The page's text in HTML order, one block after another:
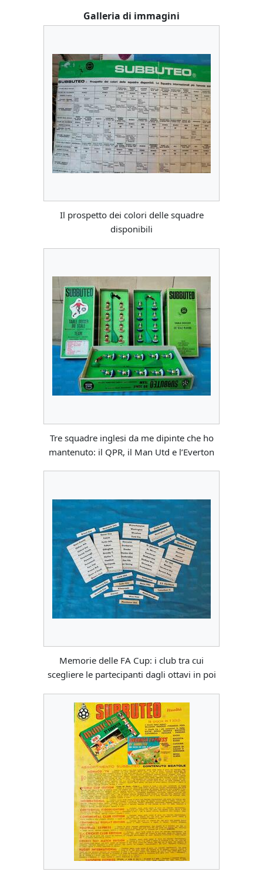
Galleria di immagini
Il prospetto dei colori delle squadre
disponibili
Tre squadre inglesi da me dipinte che ho
mantenuto: il QPR, il Man Utd e l’Everton
Memorie delle FA Cup: i club tra cui
scegliere le partecipanti dagli ottavi in poi